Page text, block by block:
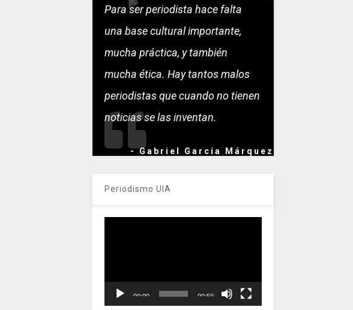
Para ser periodista hace falta
una base cultural importante,
mucha práctica, y también
mucha ética. Hay tantos malos
periodistas que cuando no tienen
noticias se las inventan.
- Gabriel García Márquez
Periodismo UIA
00:00 00:59